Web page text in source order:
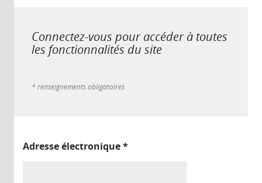
Connectez-vous pour accéder à toutes
les fonctionnalités du site
* renseignements obligatoires
Adresse électronique*